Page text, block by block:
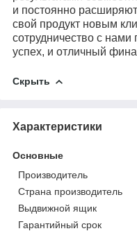
и постоянно
свой продукт новым
сотрудничество с нами
успех, и отличный
Скрыть
Характеристики
Основные
Производитель
Страна производитель
Выдвижной ящик
Гарантийный срок